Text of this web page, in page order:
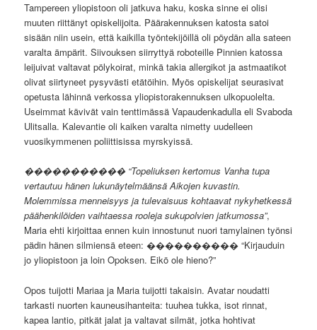
Tampereen yliopistoon oli jatkuva haku, koska sinne ei olisi
muuten riittänyt opiskelijoita. Päärakennuksen katosta satoi
sisään niin usein, että kaikilla työntekijöillä oli pöydän alla sateen
varalta ämpärit. Siivouksen siirryttyä roboteille Pinnien katossa
leijuivat valtavat pölykoirat, minkä takia allergikot ja astmaatikot
olivat siirtyneet pysyvästi etätöihin. Myös opiskelijat seurasivat
opetusta lähinnä verkossa yliopistorakennuksen ulkopuolelta.
Useimmat kävivät vain tenttimässä Vapaudenkadulla eli Svaboda
Ulitsalla. Kalevantie oli kaiken varalta nimetty uudelleen
vuosikymmenen poliittisissa myrskyissä.
����������� “Topeliuksen kertomus Vanha tupa
vertautuu hänen lukunäytelmäänsä Aikojen kuvastin.
Molemmissa menneisyys ja tulevaisuus kohtaavat nykyhetkessä
päähenkilöiden vaihtaessa rooleja sukupolvien jatkumossa”,
Maria ehti kirjoittaa ennen kuin innostunut nuori tamylainen työnsi
pädin hänen silmiensä eteen: ���������� “Kirjauduin
jo yliopistoon ja loin Opoksen. Eikö ole hieno?”
Opos tuijotti Mariaa ja Maria tuijotti takaisin. Avatar noudatti
tarkasti nuorten kauneusihanteita: tuuhea tukka, isot rinnat,
kapea lantio, pitkät jalat ja valtavat silmät, jotka hohtivat